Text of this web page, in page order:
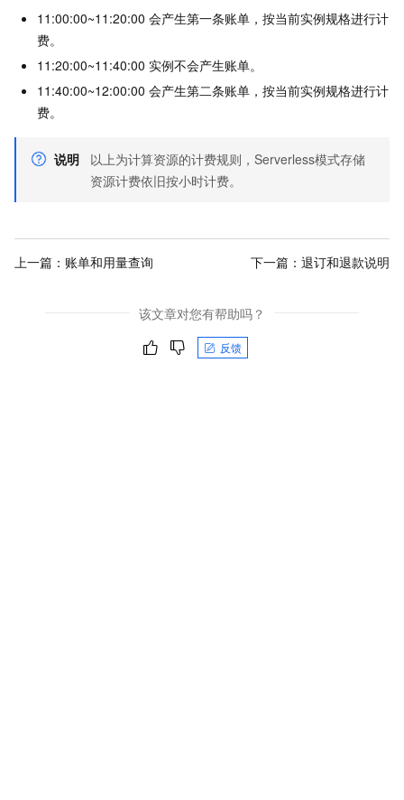
11:00:00~11:20:00 会产生第一条账单，按当前实例规格进行计
费。
11:20:00~11:40:00 实例不会产生账单。
11:40:00~12:00:00 会产生第二条账单，按当前实例规格进行计
费。
说明
以上为计算资源的计费规则，Serverless模式存储
资源计费依旧按小时计费。
上一篇： 账单和用量查询 下一篇： 退订和退款说明
该文章对您有帮助吗？
反馈